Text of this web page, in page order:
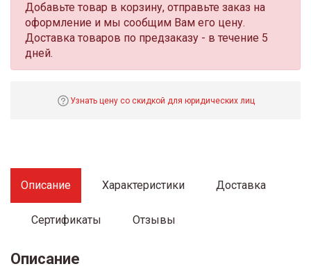
Добавьте товар в корзину, отправьте заказ на
оформление и мы сообщим Вам его цену.
Доставка товаров по предзаказу - в течение 5
дней.
Узнать цену со скидкой для юридических лиц
Описание Характеристики Доставка
Сертификаты Отзывы
Описание